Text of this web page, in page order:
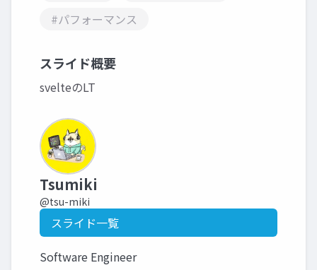
#パフォーマンス
スライド概要
svelteのLT
Tsumiki
@tsu-miki
スライド一覧
Software Engineer